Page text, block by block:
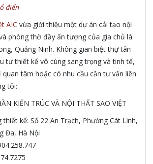
điển
AIC vừa giới thiệu một dự án cải tạo nội
phòng thờ đầy ấn tượng của gia chủ là
Quảng Ninh. Không gian biệt thự tân
tư thiết kế vô cùng sang trọng và tinh tế,
quan tâm hoặc có nhu cầu cần tư vấn liên
tôi:
KIẾN TRÚC VÀ NỘI THẤT SAO VIỆT
thiết kế: Số 22 An Trạch, Phường Cát Linh,
Đa, Hà Nội